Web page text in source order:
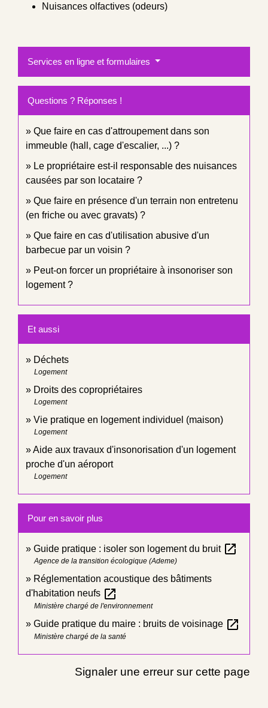
Nuisances olfactives (odeurs)
Services en ligne et formulaires
Questions ? Réponses !
Que faire en cas d'attroupement dans son
immeuble (hall, cage d'escalier, ...) ?
Le propriétaire est-il responsable des nuisances
causées par son locataire ?
Que faire en présence d'un terrain non entretenu
(en friche ou avec gravats) ?
Que faire en cas d'utilisation abusive d'un
barbecue par un voisin ?
Peut-on forcer un propriétaire à insonoriser son
logement ?
Et aussi
Déchets
Logement
Droits des copropriétaires
Logement
Vie pratique en logement individuel (maison)
Logement
Aide aux travaux d'insonorisation d'un logement
proche d'un aéroport
Logement
Pour en savoir plus
Guide pratique : isoler son logement du bruit open_in_new
Agence de la transition écologique (Ademe)
Réglementation acoustique des bâtiments
d'habitation neufs open_in_new
Ministère chargé de l'environnement
Guide pratique du maire : bruits de voisinage open_in_new
Ministère chargé de la santé
Signaler une erreur sur cette page